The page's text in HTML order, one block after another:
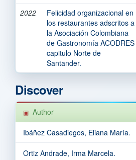
2022
Felicidad organizacional en
los restaurantes adscritos a
la Asociación Colombiana
de Gastronomía ACODRES
capitulo Norte de
Santander.
Discover
Author
Ibáñez Casadiegos, Eliana María.
Ortiz Andrade, Irma Marcela.